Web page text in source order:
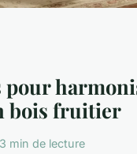
pour
bois fruitier
3 min de lecture